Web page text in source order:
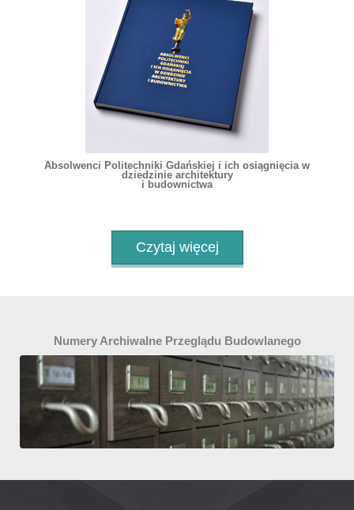
Absolwenci Politechniki Gdańskiej i ich osiągnięcia w
dziedzinie architektury
i budownictwa
Czytaj więcej
Numery Archiwalne Przeglądu Budowlanego